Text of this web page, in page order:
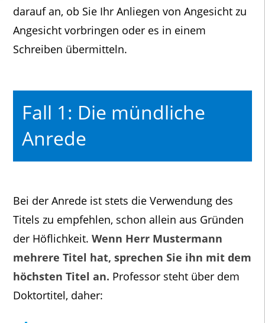
darauf an, ob Sie Ihr Anliegen von Angesicht zu
Angesicht vorbringen oder es in einem
Schreiben übermitteln.
Fall 1: Die mündliche
Anrede
Bei der Anrede ist stets die Verwendung des
Titels zu empfehlen, schon allein aus Gründen
der Höflichkeit. Wenn Herr Mustermann
mehrere Titel hat, sprechen Sie ihn mit dem
höchsten Titel an. Professor steht über dem
Doktortitel, daher: